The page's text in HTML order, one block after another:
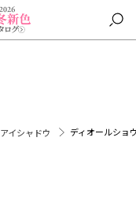
アイシャドウ ディオールショ